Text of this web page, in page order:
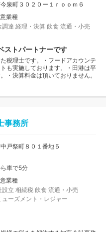
泉町３０２０ー１ｒｏｏｍ６
業種
調達 経理・決算 飲食 流通・小売
ストパートナーです
税理士です。・フードアカウンテ
も実施しております。・田港は平
・決算料金は頂いておりません。
事務所
戸祭町８０１番地５
車で5分
業種
設立 相続税 飲食 流通・小売
ューズメント・レジャー